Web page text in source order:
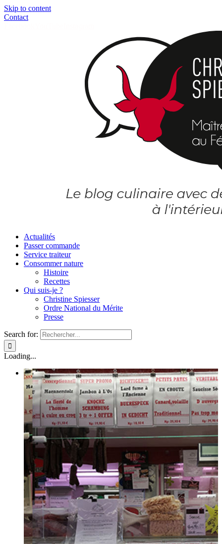
Skip to content
Contact
Actualités
Passer commande
Service traiteur
Consommer nature
Histoire
Recettes
Qui suis-je ?
Christine Spiesser
Ordre National du Mérite
Presse
Search for:
Loading...